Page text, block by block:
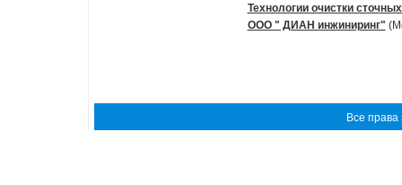
Технологии очистки
ООО " ДИАН инжиниринг"
Все